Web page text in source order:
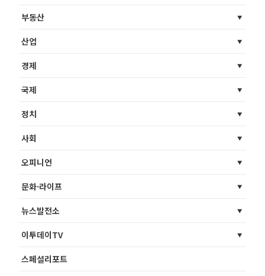
부동산
산업
경제
국제
정치
사회
오피니언
문화·라이프
뉴스발전소
이투데이TV
스페셜리포트